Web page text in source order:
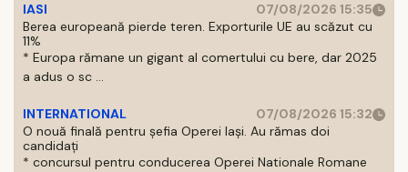
IASI
07/08/2026 15:35
Berea europeană pierde teren. Exporturile UE au scăzut cu
11%
* Europa rămane un gigant al comertului cu bere, dar 2025
a adus o sc ...
INTERNATIONAL
07/08/2026 15:32
O nouă finală pentru șefia Operei Iași. Au rămas doi
candidați
* concursul pentru conducerea Operei Nationale Romane